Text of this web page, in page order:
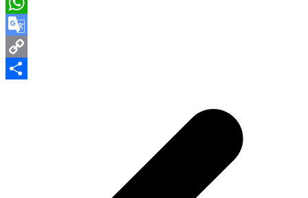
Telegram
WhatsApp
Google
Translate
Copy